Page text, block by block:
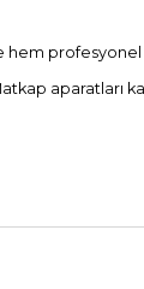
hem
aparatları